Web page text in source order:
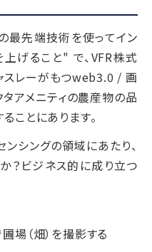
最先端技術を使ってイン
げること" で、VFR株式
スレーがもつweb3.0 / 画
アメニティの農産物の品
ことにあります。
シングの領域にあたり、
？ビジネス的に成り立つ
場（畑）を撮影する